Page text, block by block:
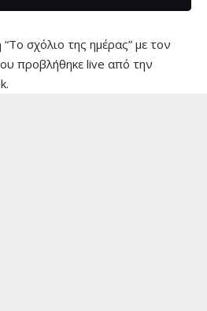
σχόλιο της ημέρας” με τον
προβλήθηκε live από την